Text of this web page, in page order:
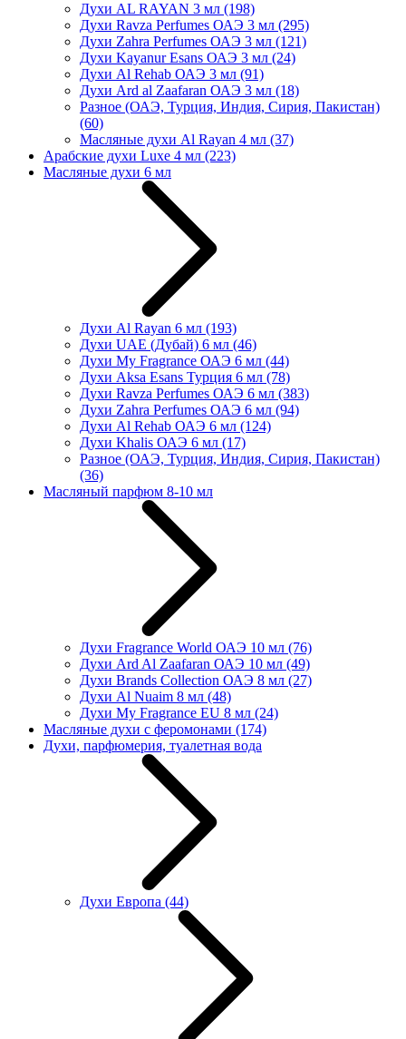
Духи AL RAYAN 3 мл (198)
Духи Ravza Perfumes ОАЭ 3 мл (295)
Духи Zahra Perfumes ОАЭ 3 мл (121)
Духи Kayanur Esans ОАЭ 3 мл (24)
Духи Al Rehab ОАЭ 3 мл (91)
Духи Ard al Zaafaran ОАЭ 3 мл (18)
Разное (ОАЭ, Турция, Индия, Сирия, Пакистан)
(60)
Масляные духи Al Rayan 4 мл (37)
Арабские духи Luxe 4 мл (223)
Масляные духи 6 мл
Духи Al Rayan 6 мл (193)
Духи UAE (Дубай) 6 мл (46)
Духи My Fragrance ОАЭ 6 мл (44)
Духи Aksa Esans Турция 6 мл (78)
Духи Ravza Perfumes ОАЭ 6 мл (383)
Духи Zahra Perfumes ОАЭ 6 мл (94)
Духи Al Rehab ОАЭ 6 мл (124)
Духи Khalis ОАЭ 6 мл (17)
Разное (ОАЭ, Турция, Индия, Сирия, Пакистан)
(36)
Масляный парфюм 8-10 мл
Духи Fragrance World ОАЭ 10 мл (76)
Духи Ard Al Zaafaran ОАЭ 10 мл (49)
Духи Brands Collection ОАЭ 8 мл (27)
Духи Al Nuaim 8 мл (48)
Духи My Fragrance EU 8 мл (24)
Масляные духи с феромонами (174)
Духи, парфюмерия, туалетная вода
Духи Европа (44)